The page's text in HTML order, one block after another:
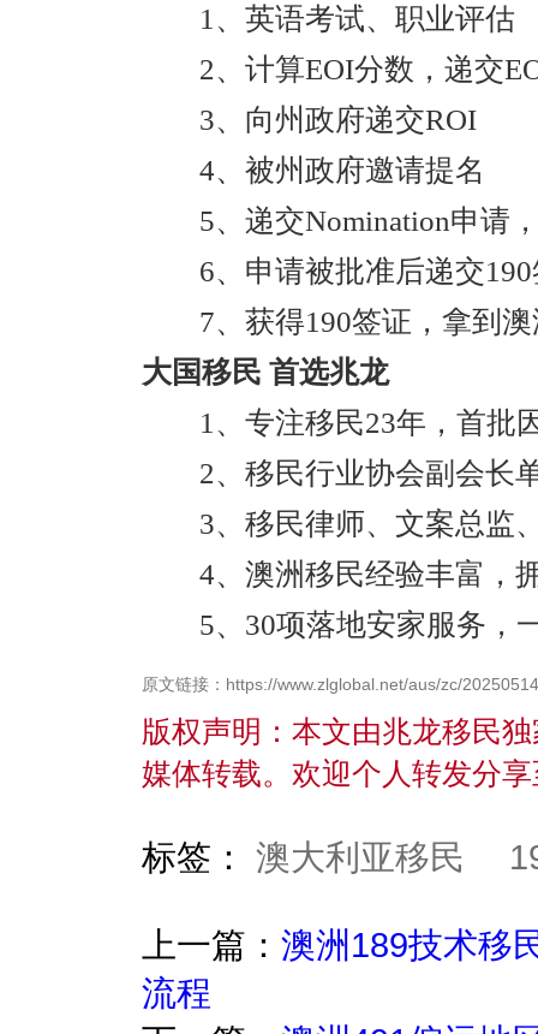
1、英语考试、职业评估
2、计算EOI分数，递交
3、向州政府递交ROI
4、被州政府邀请提名
5、递交Nomination申请
6、申请被批准后递交
7、获得190签证，拿到澳
大国移民 首选兆龙
1、专注移民23年，首批
2、移民行业协会副会长
3、移民律师、文案总监
4、澳洲移民经验丰富，
5、30项落地安家服务，
原文链接：https://www.zlglobal.net/aus/zc/
版权声明：本文由兆龙移民
媒体转载。欢迎个人转发分
标签： 澳大利亚移民
上一篇： 澳洲189技术移
流程